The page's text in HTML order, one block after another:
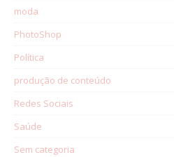
moda
PhotoShop
Política
produção de conteúdo
Redes Sociais
Saúde
Sem categoria